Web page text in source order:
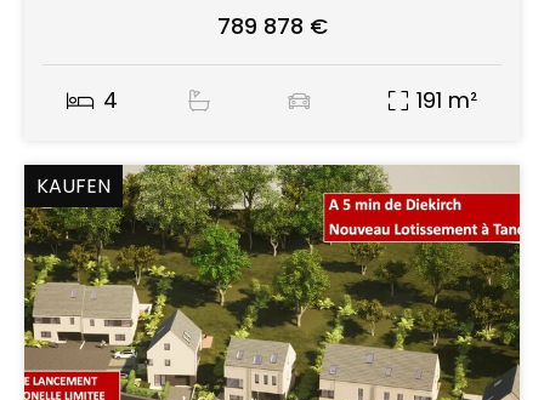
789 878 €
4 191 m²
KAUFEN